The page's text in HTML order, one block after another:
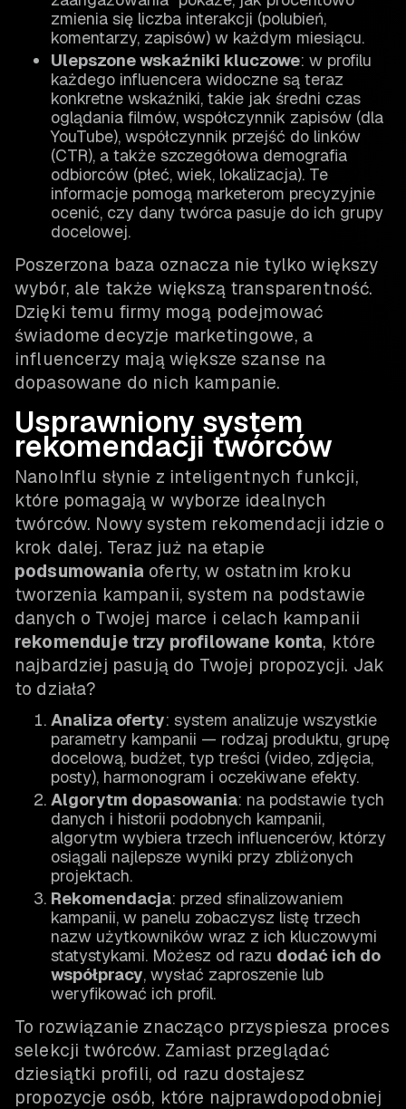
zmienia się liczba interakcji (polubień,
komentarzy, zapisów) w każdym miesiącu.
Ulepszone wskaźniki kluczowe: w profilu
każdego influencera widoczne są teraz
konkretne wskaźniki, takie jak średni czas
oglądania filmów, współczynnik zapisów (dla
YouTube), współczynnik przejść do linków
(CTR), a także szczegółowa demografia
odbiorców (płeć, wiek, lokalizacja). Te
informacje pomogą marketerom precyzyjnie
ocenić, czy dany twórca pasuje do ich grupy
docelowej.
Poszerzona baza oznacza nie tylko większy
wybór, ale także większą transparentność.
Dzięki temu firmy mogą podejmować
świadome decyzje marketingowe, a
influencerzy mają większe szanse na
dopasowane do nich kampanie.
Usprawniony system
rekomendacji twórców
NanoInflu słynie z inteligentnych funkcji,
które pomagają w wyborze idealnych
twórców. Nowy system rekomendacji idzie o
krok dalej. Teraz już na etapie
podsumowania oferty, w ostatnim kroku
tworzenia kampanii, system na podstawie
danych o Twojej marce i celach kampanii
rekomenduje trzy profilowane konta, które
najbardziej pasują do Twojej propozycji. Jak
to działa?
Analiza oferty: system analizuje wszystkie
parametry kampanii — rodzaj produktu, grupę
docelową, budżet, typ treści (video, zdjęcia,
posty), harmonogram i oczekiwane efekty.
Algorytm dopasowania: na podstawie tych
danych i historii podobnych kampanii,
algorytm wybiera trzech influencerów, którzy
osiągali najlepsze wyniki przy zbliżonych
projektach.
Rekomendacja: przed sfinalizowaniem
kampanii, w panelu zobaczysz listę trzech
nazw użytkowników wraz z ich kluczowymi
statystykami. Możesz od razu dodać ich do
współpracy, wysłać zaproszenie lub
weryfikować ich profil.
To rozwiązanie znacząco przyspiesza proces
selekcji twórców. Zamiast przeglądać
dziesiątki profili, od razu dostajesz
propozycje osób, które najprawdopodobniej